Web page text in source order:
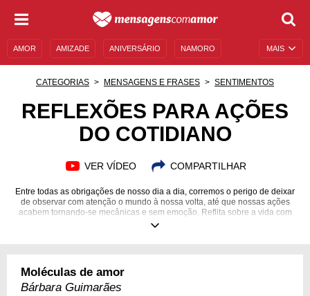
MAIS
AMOR AMIZADE ANIVERSÁRIO NAMORO
AUTOAJUDA
MENSAGENS E FRASES MENSAGENS DE ANIVERSÁRIO
CATEGORIAS MENSAGENS E FRASES SENTIMENTOS
REFLEXÕES PARA AÇÕES
DO COTIDIANO
VER VÍDEO COMPARTILHAR
Entre todas as obrigações de nosso dia a dia, corremos o perigo de deixar
de observar com atenção o mundo à nossa volta, até que nossas ações
acabem tornando-se mecânicas e sem emoção. Reflita sobre a vida com
estas palavras, para que seu cotidiano seja mais cheio de poesia.
Moléculas de amor
Bárbara Guimarães